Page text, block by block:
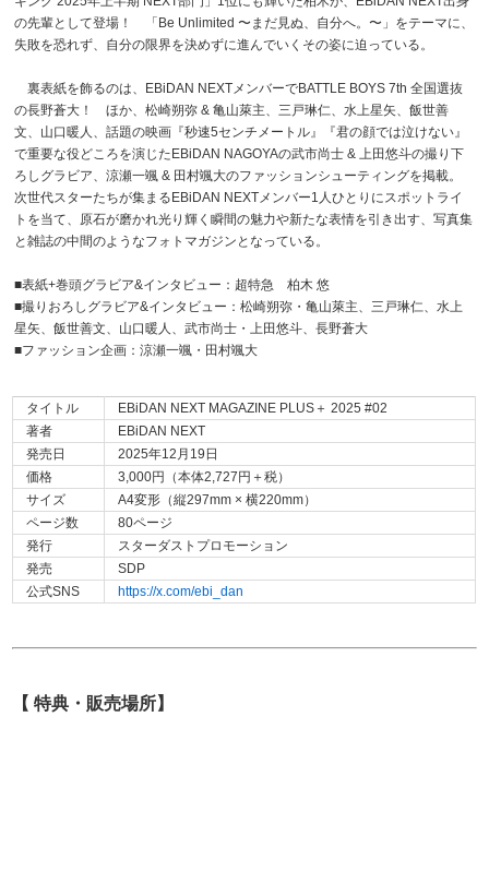
の先輩として登場！ 「Be Unlimited 〜まだ見ぬ、自分へ。〜」をテーマに、
失敗を恐れず、自分の限界を決めずに進んでいくその姿に迫っている。
裏表紙を飾るのは、EBiDAN NEXTメンバーでBATTLE BOYS 7th 全国選抜
の長野蒼大！ ほか、松崎朔弥 & 亀山萊主、三戸琳仁、水上星矢、飯世善
文、山口暖人、話題の映画『秒速5センチメートル』『君の顔では泣けない』
で重要な役どころを演じたEBiDAN NAGOYAの武市尚士 & 上田悠斗の撮り下
ろしグラビア、涼瀬一颯 & 田村颯大のファッションシューティングを掲載。
次世代スターたちが集まるEBiDAN NEXTメンバー1人ひとりにスポットライ
トを当て、原石が磨かれ光り輝く瞬間の魅力や新たな表情を引き出す、写真集
と雑誌の中間のようなフォトマガジンとなっている。
■表紙+巻頭グラビア&インタビュー：超特急 柏木 悠
■撮りおろしグラビア&インタビュー：松崎朔弥・亀山萊主、三戸琳仁、水上
星矢、飯世善文、山口暖人、武市尚士・上田悠斗、長野蒼大
■ファッション企画：涼瀬一颯・田村颯大
タイトル
EBiDAN NEXT MAGAZINE PLUS＋ 2025 #02
著者
EBiDAN NEXT
発売日
2025年12月19日
価格
3,000円（本体2,727円＋税）
サイズ
A4変形 （縦297mm ×横220mm）
ページ数
80ページ
発行
スターダストプロモーション
発売
SDP
公式SNS
https://x.com/ebi_dan
【特典・販売場所】